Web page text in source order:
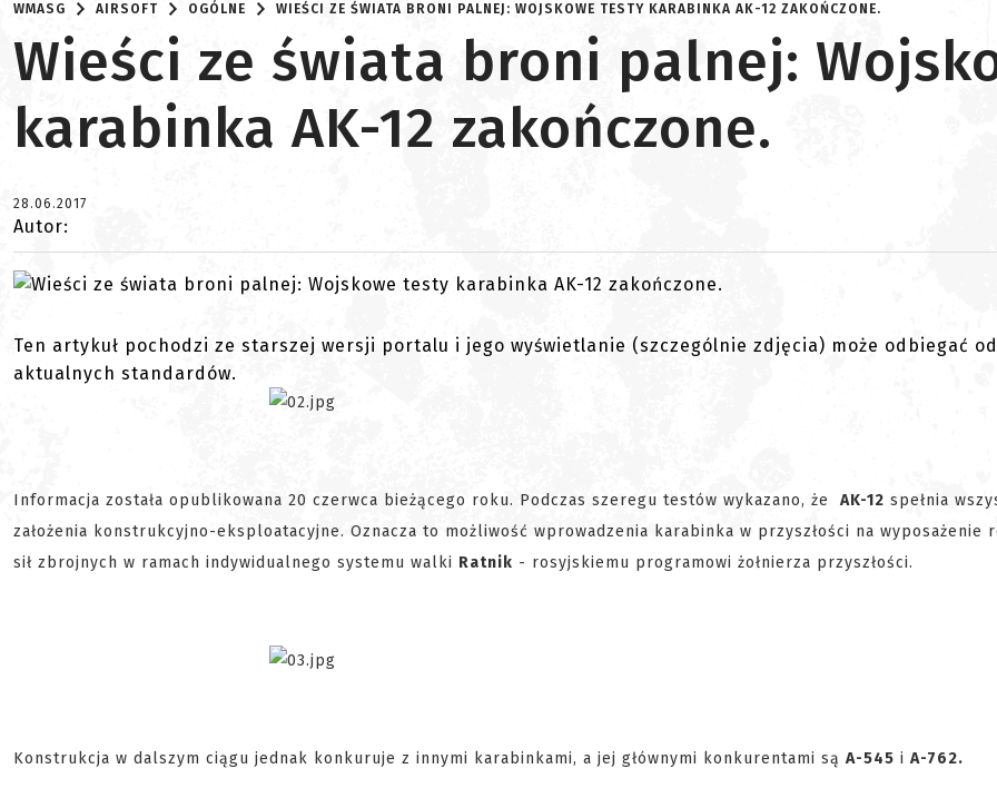
WMASG AIRSOFT OGÓLNE WIEŚCI ZE ŚWIATA BRONI PALNEJ: WOJSKOWE TESTY KARABINKA AK-12 ZAKOŃCZONE.
Wieści ze świata broni palnej:
karabinka AK-12 zakończone.
28.06.2017
Autor:
Ten artykuł pochodzi ze starszej wersji portalu i jego wyświetlanie (szczególnie zdjęcia) może odbiegać od
aktualnych standardów.
Informacja została opublikowana 20 czerwca bieżącego roku. Podczas szeregu testów wykazano, że AK-12 spełnia
założenia konstrukcyjno-eksploatacyjne. Oznacza to możliwość wprowadzenia karabinka w przyszłości na wyposażenie
sił zbrojnych w ramach indywidualnego systemu walki Ratnik - rosyjskiemu programowi żołnierza przyszłości.
Konstrukcja w dalszym ciągu jednak konkuruje z innymi karabinkami, a jej głównymi konkurentami są A-545 i A-762.